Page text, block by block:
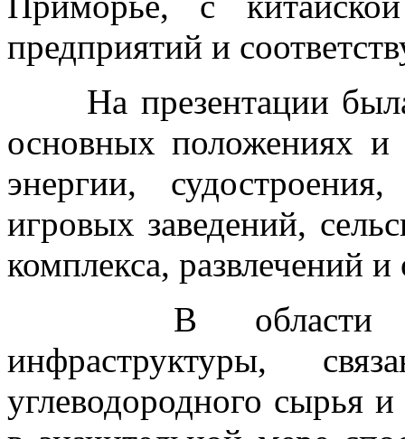
предприятий и
На презентации была
основных положениях и
энергии,
игровых заведений,
комплекса, развлечений и
В области
инфраструктуры,
углеводородного сырья